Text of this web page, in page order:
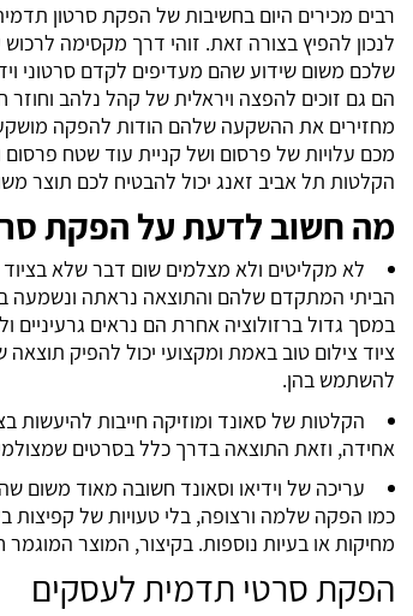
רבים מכירים היום בחשיבות של הפקת סרטון
לנכון להפיץ בצורה זאת. זוהי דרך מקסימה
שלכם משום שידוע שהם מעדיפים לקדם סרטוני
הם גם זוכים להפצה ויראלית של קהל נלהב
מחזירים את ההשקעה שלהם הודות להפקה
מכם עלויות של פרסום ושל קניית עוד שטח פרסום
הקלטות תל אביב זאנג יכול להבטיח לכם תוצר
מה חשוב לדעת על הפקת
לא מקליטים ולא מצלמים שום דבר שלא
הביתי המתקדם שלהם והתוצאה נראתה ונשמעה
במסך גדול ברזולוציה אחרת הם נראים גרעיניים
ציוד צילום טוב באמת ומקצועי יכול להפיק
להשתמש בהן.
הקלטות של סאונד ומוזיקה חייבות להיעשות
אחידה, וזאת התוצאה בדרך כלל בסרטים
עריכה של וידיאו וסאונד חשובה מאוד
כמו הפקה שלמה ורצופה, בלי טעויות של קפיצות
מחיקות או בעיות נוספות. בקיצור, המוצר
הפקת סרטי תדמית לעסקים